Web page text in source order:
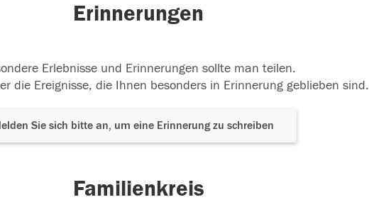
Erinnerungen
Erlebnisse und Erinnerungen sollte man teilen.
die Ereignisse, die Ihnen besonders in Erinnerung geblieben sind.
Sie sich bitte an, um eine Erinnerung zu schreiben
Familienkreis